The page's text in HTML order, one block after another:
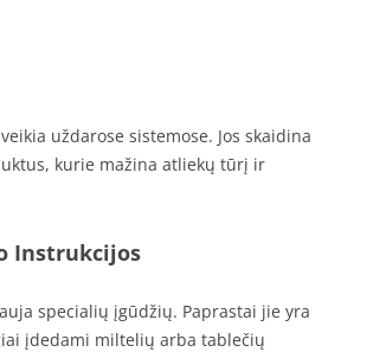
uždarose sistemose. Jos skaidina
kurie mažina atliekų tūrį ir
Instrukcijos
specialių įgūdžių. Paprastai jie yra
įdedami miltelių arba tablečių